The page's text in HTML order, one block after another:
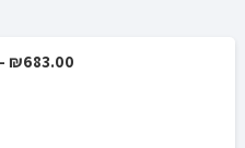
₪683.00